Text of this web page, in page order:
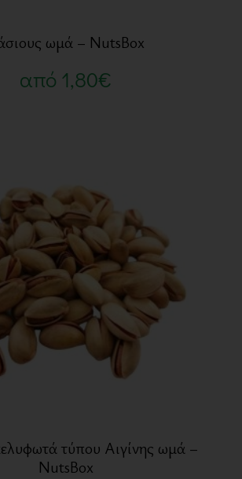
ωμά – NutsBox
από 1,80€
τύπου Αιγίνης ωμά –
NutsBox